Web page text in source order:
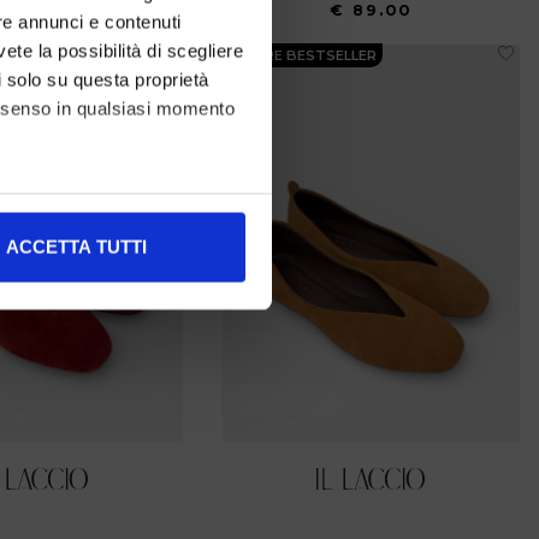
annunci e contenuti
la possibilità di scegliere
su questa proprietà
in qualsiasi momento
(impronte
dettagli. Puoi
che ha fornito loro o
ACCETTA TUTTI
€ 89.00
UNSERE BESTSELLER